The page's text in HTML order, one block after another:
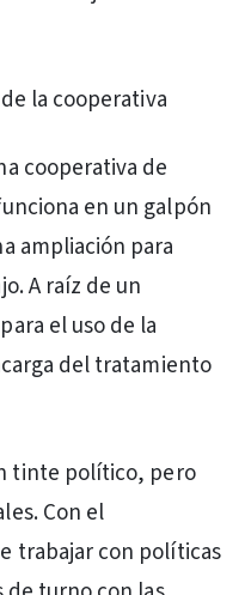
la cooperativa
cooperativa de
en un galpón
ampliación para
A raíz de un
el uso de la
del tratamiento
tinte político, pero
Con el
trabajar con políticas